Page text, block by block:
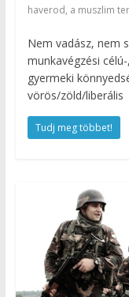
haverod, a muszlim
Nem vadász, nem
munkavégzési
gyermeki
vörös/zöld/liberális
Tudj meg többet!